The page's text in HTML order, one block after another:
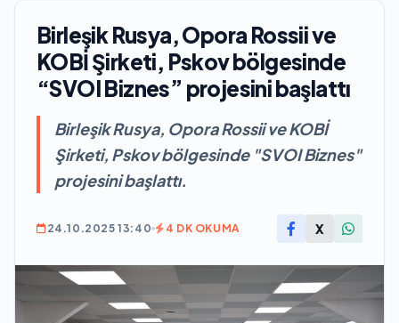
Birleşik Rusya, Opora Rossii ve
KOBİ Şirketi, Pskov bölgesinde
“SVOI Biznes” projesini başlattı
Birleşik Rusya, Opora Rossii ve KOBİ
Şirketi, Pskov bölgesinde "SVOI Biznes"
projesini başlattı.
24.10.2025 13:40 4 DK OKUMA X